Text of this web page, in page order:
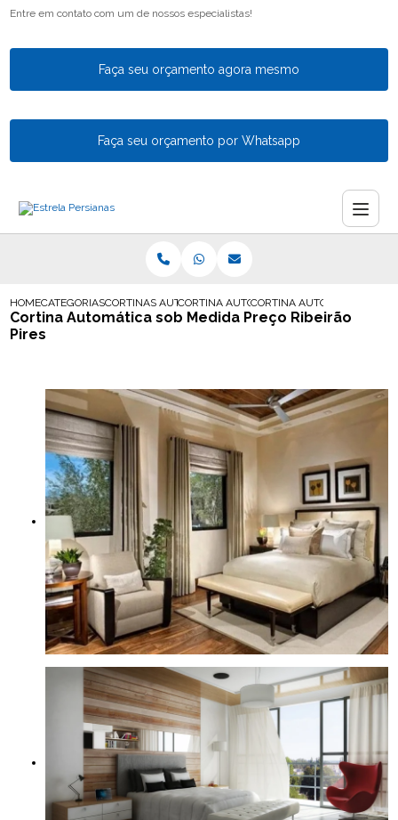
Entre em contato com um de nossos especialistas!
Faça seu orçamento agora mesmo
Faça seu orçamento por Whatsapp
HOMECATEGORIASCORTINAS AUTOMATICASCORTINA AUTOMATICA PARA VARANDA
CORTINA AUTOMATICA SOB
Cortina Automática sob Medida Preço Ribeirão
Pires